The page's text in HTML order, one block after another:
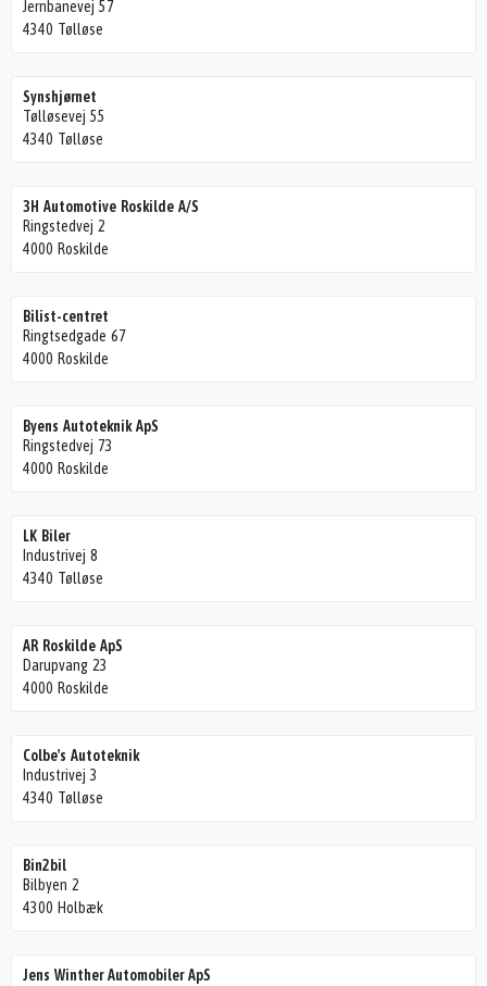
Jernbanevej 57
4340 Tølløse
Synshjørnet
Tølløsevej 55
4340 Tølløse
3H Automotive Roskilde A/S
Ringstedvej 2
4000 Roskilde
Bilist-centret
Ringtsedgade 67
4000 Roskilde
Byens Autoteknik ApS
Ringstedvej 73
4000 Roskilde
LK Biler
Industrivej 8
4340 Tølløse
AR Roskilde ApS
Darupvang 23
4000 Roskilde
Colbe's Autoteknik
Industrivej 3
4340 Tølløse
Bin2bil
Bilbyen 2
4300 Holbæk
Jens Winther Automobiler ApS